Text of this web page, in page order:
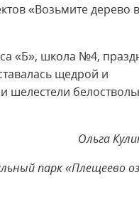
«Возьмите дерево в
«Б», школа №4,
щедрой и
шелестели
Ольга
парк «Плещеево